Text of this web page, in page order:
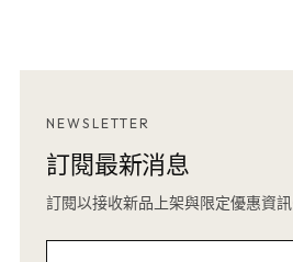
NEWSLETTER
訂閱最新消息
訂閱以接收新品上架與限定優惠資訊